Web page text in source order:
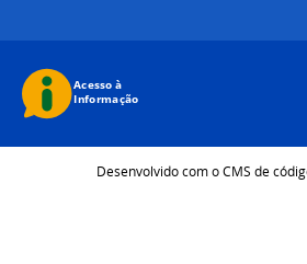
Desenvolvido com o CMS de